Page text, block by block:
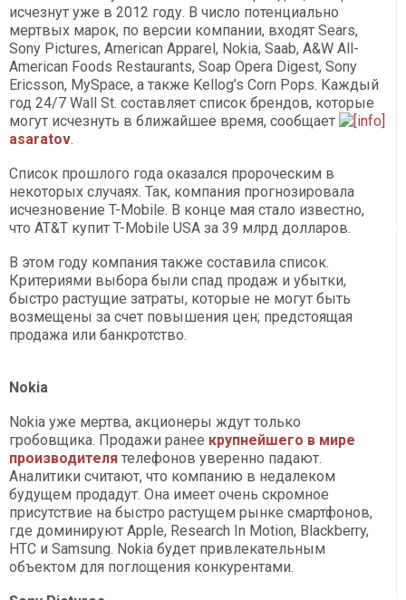
исчезнут уже в 2012 году. В число потенциально
мертвых марок, по версии компании, входят Sears,
Sony Pictures, American Apparel, Nokia, Saab, A&W All-
American Foods Restaurants, Soap Opera Digest, Sony
Ericsson, MySpace, а также Kellog’s Corn Pops. Каждый
год 24/7 Wall St. составляет список брендов, которые
могут исчезнуть в ближайшее время, сообщает
asaratov.
Список прошлого года оказался пророческим в
некоторых случаях. Так, компания прогнозировала
исчезновение T-Mobile. В конце мая стало известно,
что AT&T купит T-Mobile USA за 39 млрд долларов.
В этом году компания также составила список.
Критериями выбора были спад продаж и убытки,
быстро растущие затраты, которые не могут быть
возмещены за счет повышения цен; предстоящая
продажа или банкротство.
Nokia
Nokia уже мертва, акционеры ждут только
гробовщика. Продажи ранее крупнейшего в мире
производителя телефонов уверенно падают.
Аналитики считают, что компанию в недалеком
будущем продадут. Она имеет очень скромное
присутствие на быстро растущем рынке смартфонов,
где доминируют Apple, Research In Motion, Blackberry,
HTC и Samsung. Nokia будет привлекательным
объектом для поглощения конкурентами.